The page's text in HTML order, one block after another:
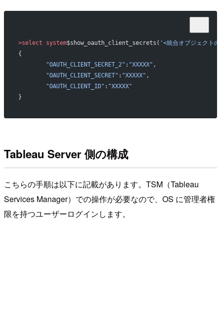
>select system$show_oauth_client_secrets( '<統合オブジェクト
{
	"OAUTH_CLIENT_SECRET_2"
: "XXXXX" ,
	"OAUTH_CLIENT_SECRET"
: "XXXXX" ,
	"OAUTH_CLIENT_ID"
: "XXXXX"
}
Tableau Server 側の構成
こちらの手順は以下に記載があります。TSM（Tableau
Services Manager）での操作が必要なので、OS に管理者権
限を持つユーザーログインします。